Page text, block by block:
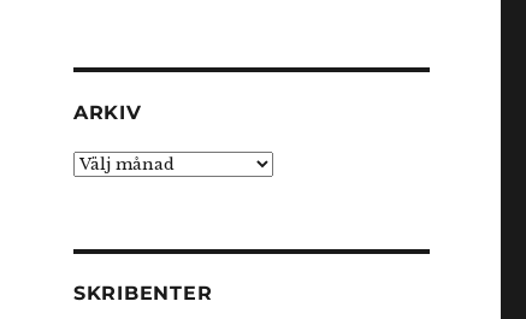
ARKIV
Arkiv
SKRIBENTER